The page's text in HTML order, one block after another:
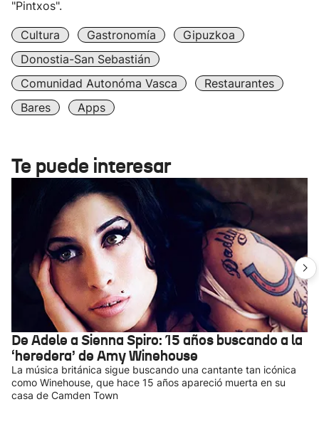
"Pintxos".
Cultura Gastronomía
Gipuzkoa
Donostia-San Sebastián
Comunidad Autonóma Vasca
Restaurantes
Bares
Apps
Te puede interesar
De Adele a Sienna Spiro: 15 años buscando a la
‘heredera’ de Amy Winehouse
La música británica sigue buscando una cantante tan icónica
como Winehouse, que hace 15 años apareció muerta en su
casa de Camden Town